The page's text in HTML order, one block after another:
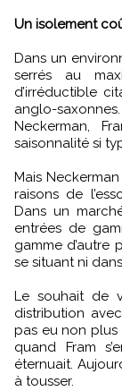
Un isolement
Dans un
serrés au
d’irréductible
anglo-
Neckerman,
saisonnalité si
Mais
raisons de
Dans un
entrées de
gamme d’autre
se situant ni
Le souhait de
distribution
pas eu non plus
quand Fram
éternuait.
à tousser.